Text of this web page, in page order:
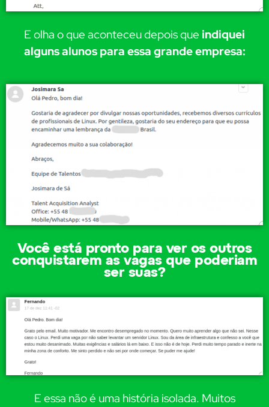
E olha o que aconteceu depois que indiquei
alguns alunos para essa grande empresa:
Você está pronto para ver os outros
conquistarem as vagas que poderiam
ser suas?
E essa não é uma história isolada. Muitos